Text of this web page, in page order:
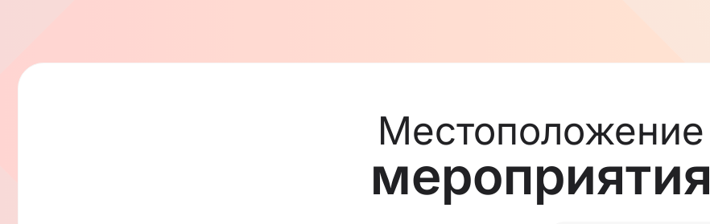
Местоположение
мероприятия